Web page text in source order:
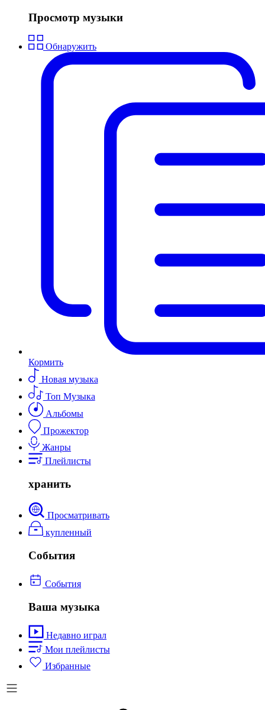
Просмотр музыки
Обнаружить
Кормить
Новая музыка
Топ Музыка
Альбомы
Прожектор
Жанры
Плейлисты
хранить
Просматривать
купленный
События
События
Ваша музыка
Недавно играл
Мои плейлисты
Избранные